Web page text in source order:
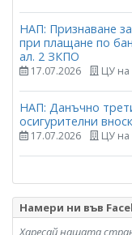
НАП: Признаване
при плащане по
ал. 2 ЗКПО
17.07.2026 ЦУ
НАП: Данъчно
осигурителни
17.07.2026 ЦУ
Намери ни във
Харесай нашата